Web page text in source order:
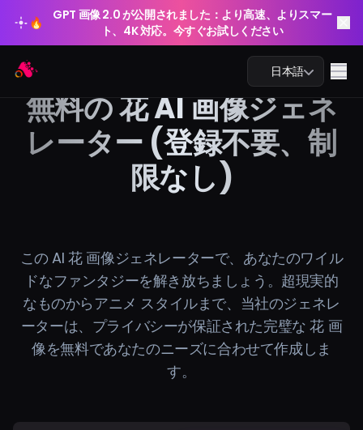
🔥
GPT 画像 2.0 が公開されました：より高速、よりスマー
ト、4K 対応。今すぐお試しください
日本語
AI画像
AI動画
AIツール
🔥
GPT 画像 2.0 が公開されました：より高速、よりスマー
無料の 花 AI 画像ジェネ
レーター (登録不要、制
限なし)
この AI 花 画像ジェネレーターで、あなたのワイル
ドなファンタジーを解き放ちましょう。超現実的
なものからアニメ スタイルまで、当社のジェネレ
ーターは、プライバシーが保証された完璧な 花 画
像を無料であなたのニーズに合わせて作成しま
す。